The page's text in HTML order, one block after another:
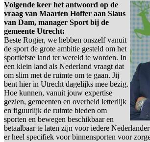
Volgende keer het antwoord op de
vraag van Maarten Hoffer aan Slaus
van Dam, manager Sport bij de
gemeente Utrecht:
Beste Rogier, we hebben onszelf vanuit
de sport de grote ambitie gesteld om het
sportiefste land ter wereld te worden. In
een klein land als Nederland vraagt dat
om slim met de ruimte om te gaan. Jij
bent hier in Utrecht dagelijks mee bezig.
Hoe kunnen, vanuit jouw expertise
gezien, gemeenten en overheid letterlijk
en figuurlijk de ruimte bieden om
sporten en bewegen beschikbaar en
betaalbaar te laten zijn voor iedere
er heel specifiek voor binnensporten voor